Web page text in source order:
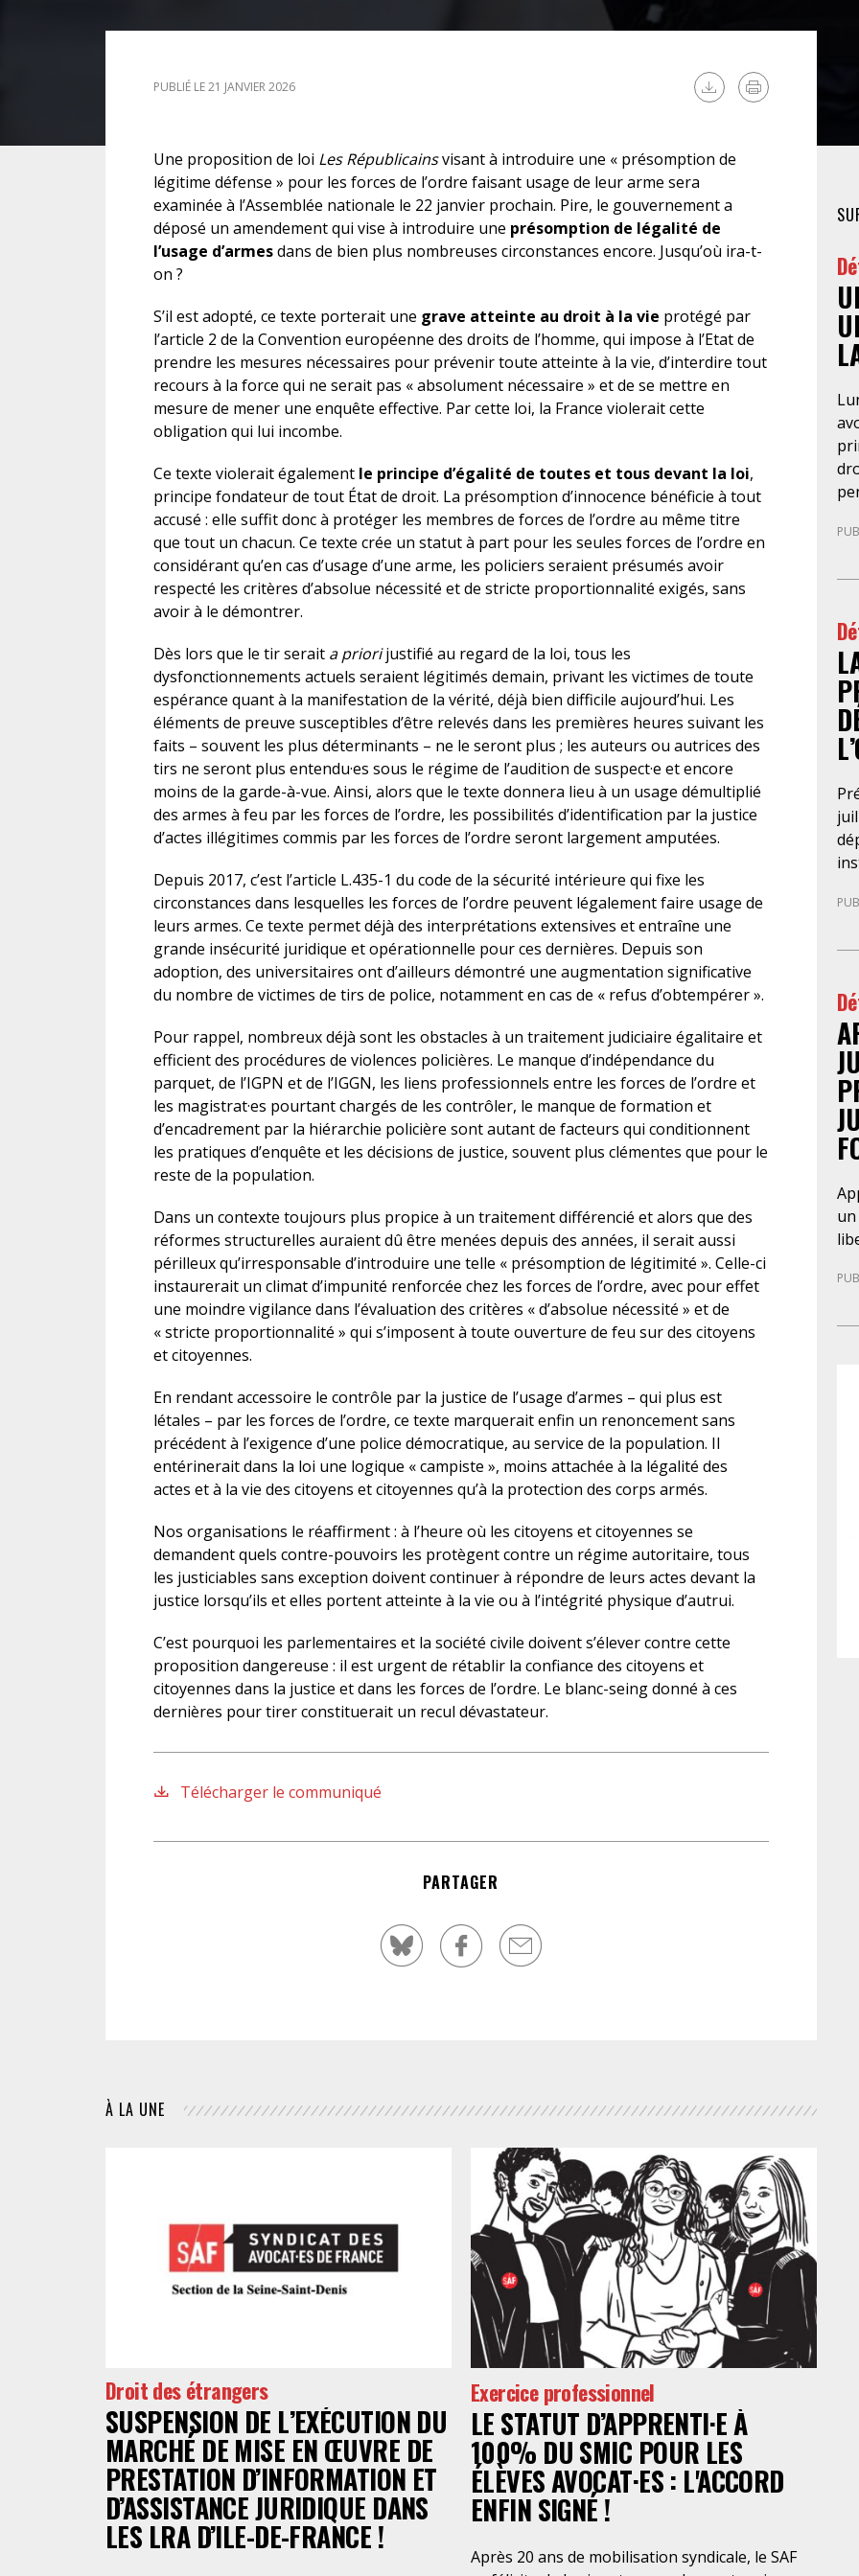
DROIT DES MINEURS
DROIT INTERNATIONAL
PUBLIÉ LE 21 JANVIER 2026
Une proposition de loi Les Républicainsvisant à introduire une « présomption de
légitime défense » pour les forces de l’ordre faisant usage de leur arme sera
examinée à l’Assemblée nationale le 22 janvier prochain. Pire, le gouvernement a
déposé un amendement qui vise à introduire une présomption de légalité de
l’usage d’armesdans de bien plus nombreuses circonstances encore. Jusqu’où ira-t-
on ?
S’il est adopté, ce texte porterait une grave atteinte au droit à la vie protégé par
l’article 2 de la Convention européenne des droits de l’homme, qui impose à l’Etat de
prendre les mesures nécessaires pour prévenir toute atteinte à la vie, d’interdire tout
recours à la force qui ne serait pas « absolument nécessaire » et de se mettre en
mesure de mener une enquête effective. Par cette loi, la France violerait cette
obligation qui lui incombe.
Ce texte violerait également le principe d’égalité de toutes et tous devant la loi,
principe fondateur de tout État de droit. La présomption d’innocence bénéficie à tout
accusé : elle suffit donc à protéger les membres de forces de l’ordre au même titre
que tout un chacun. Ce texte crée un statut à part pour les seules forces de l’ordre en
considérant qu’en cas d’usage d’une arme, les policiers seraient présumés avoir
respecté les critères d’absolue nécessité et de stricte proportionnalité exigés, sans
avoir à le démontrer.
Dès lors que le tir serait a priorijustifié au regard de la loi, tous les
dysfonctionnements actuels seraient légitimés demain, privant les victimes de toute
espérance quant à la manifestation de la vérité, déjà bien difficile aujourd’hui. Les
éléments de preuve susceptibles d’être relevés dans les premières heures suivant les
faits – souvent les plus déterminants – ne le seront plus ; les auteurs ou autrices des
tirs ne seront plus entendu·es sous le régime de l’audition de suspect·e et encore
moins de la garde-à-vue. Ainsi, alors que le texte donnera lieu à un usage démultiplié
des armes à feu par les forces de l’ordre, les possibilités d’identification par la justice
d’actes illégitimes commis par les forces de l’ordre seront largement amputées.
Depuis 2017, c’est l’article L.435-1 du code de la sécurité intérieure qui fixe les
circonstances dans lesquelles les forces de l’ordre peuvent légalement faire usage de
leurs armes. Ce texte permet déjà des interprétations extensives et entraîne une
grande insécurité juridique et opérationnelle pour ces dernières. Depuis son
adoption, des universitaires ont d’ailleurs démontré une augmentation significative
du nombre de victimes de tirs de police, notamment en cas de « refus d’obtempérer ».
Pour rappel, nombreux déjà sont les obstacles à un traitement judiciaire égalitaire et
efficient des procédures de violences policières. Le manque d’indépendance du
parquet, de l’IGPN et de l’IGGN, les liens professionnels entre les forces de l’ordre et
les magistrat·es pourtant chargés de les contrôler, le manque de formation et
d’encadrement par la hiérarchie policière sont autant de facteurs qui conditionnent
les pratiques d’enquête et les décisions de justice, souvent plus clémentes que pour le
reste de la population.
Dans un contexte toujours plus propice à un traitement différencié et alors que des
réformes structurelles auraient dû être menées depuis des années, il serait aussi
périlleux qu’irresponsable d’introduire une telle « présomption de légitimité ». Celle-ci
instaurerait un climat d’impunité renforcée chez les forces de l’ordre, avec pour effet
une moindre vigilance dans l’évaluation des critères « d’absolue nécessité » et de
« stricte proportionnalité » qui s’imposent à toute ouverture de feu sur des citoyens
et citoyennes.
En rendant accessoire le contrôle par la justice de l’usage d’armes – qui plus est
létales – par les forces de l’ordre, ce texte marquerait enfin un renoncement sans
précédent à l’exigence d’une police démocratique, au service de la population. Il
entérinerait dans la loi une logique « campiste », moins attachée à la légalité des
actes et à la vie des citoyens et citoyennes qu’à la protection des corps armés.
Nos organisations le réaffirment : à l’heure où les citoyens et citoyennes se
demandent quels contre-pouvoirs les protègent contre un régime autoritaire, tous
les justiciables sans exception doivent continuer à répondre de leurs actes devant la
justice lorsqu’ils et elles portent atteinte à la vie ou à l’intégrité physique d’autrui.
C’est pourquoi les parlementaires et la société civile doivent s’élever contre cette
proposition dangereuse : il est urgent de rétablir la confiance des citoyens et
citoyennes dans la justice et dans les forces de l’ordre. Le blanc-seing donné à ces
dernières pour tirer constituerait un recul dévastateur.
Télécharger le communiqué
PARTAGER
À LA UNE
Droit des étrangers
SUSPENSION DE L’EXÉCUTION DU
MARCHÉ DE MISE EN ŒUVRE DE
PRESTATION D’INFORMATION ET
D’ASSISTANCE JURIDIQUE DANS
LES LRA D’ILE-DE-FRANCE !
Exercice professionnel
LE STATUT D’APPRENTI·E À
100% DU SMIC POUR LES
ÉLÈVES AVOCAT·ES : L'ACCORD
ENFIN SIGNÉ !
Après 20 ans de mobilisation syndicale, le SAF
le
le
de
la